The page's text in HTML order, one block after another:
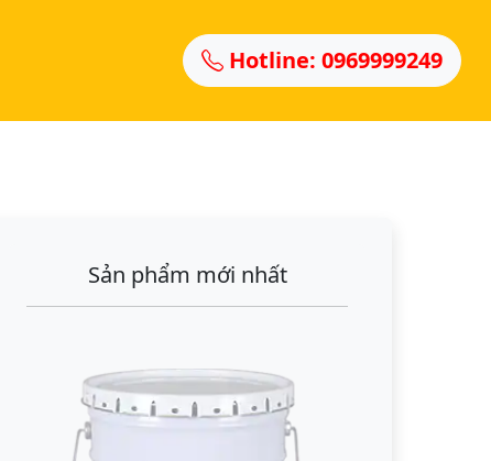
Hotline: 0969999249
Sản phẩm mới nhất